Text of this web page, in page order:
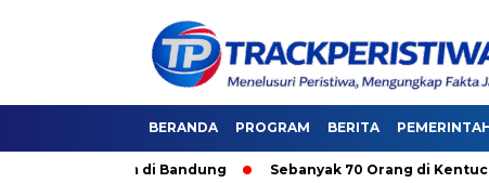
BERANDA PROGRAM BERITA
Umum di Bandung Sebanyak 70 Orang di Kentucky,